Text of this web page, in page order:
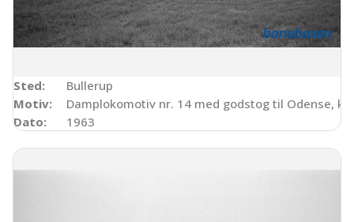
Sted:
Bullerup
Motiv:
Damplokomotiv nr. 14 med godstog til Odense,
Dato:
1963